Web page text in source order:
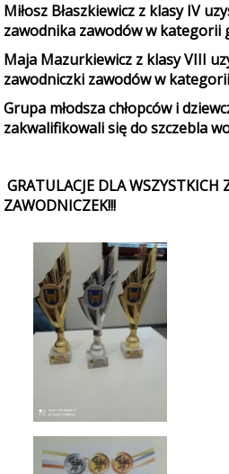
Miłosz Błaszkiewicz z klasy IV
zawodnika zawodów w kategorii
Maja Mazurkiewicz z klasy VIII
zawodniczki zawodów w
Grupa młodsza chłopców i
zakwalifikowali się do szczebla
GRATULACJE DLA WSZYSTKICH
ZAWODNICZEK!!!